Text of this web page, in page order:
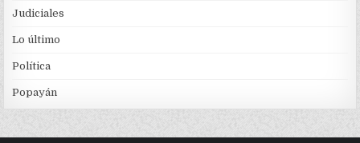
Judiciales
Lo último
Política
Popayán